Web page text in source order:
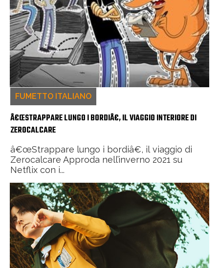
FUMETTO ITALIANO
Â€ŒSTRAPPARE LUNGO I BORDIÂ€, IL VIAGGIO INTERIORE DI
ZEROCALCARE
â€œStrappare lungo i bordiâ€, il viaggio di
Zerocalcare Approda nell’inverno 2021 su
Netflix con i...